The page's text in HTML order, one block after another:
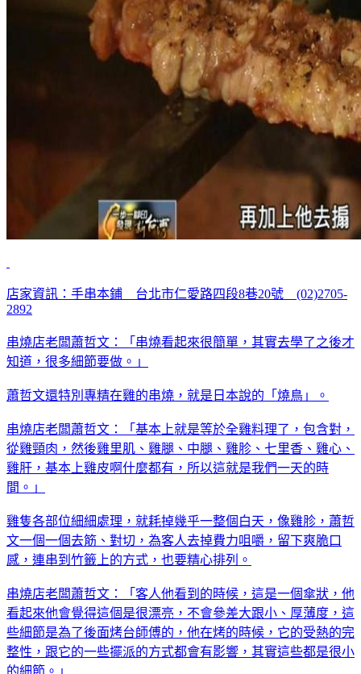
店家資訊：手串本鋪 台北市仁愛路四段8巷20號 (02)2705-
2892
串燒店老闆蕭哲文：「串燒看起來很簡單，其實去學了之後才
知道，很多細節要做。」
蕭哲文還特別專精在雞的串燒，就是日本說的「燒鳥」。
串燒店老闆蕭哲文：「基本上就是等於全雞料理了，包含對，
從雞頸肉，然後雞里肌、雞腿、中腿、雞胗、七里香、雞心、
雞肝，基本上雞皮啊什麼都有，所以這就是我們一天的時
間。」
雞隻各部位細細處理，就耗掉幾乎一整個白天，像雞胗，蕭哲
文一個一個去筋、對切，為客人去掉費力咀嚼，留下爽脆口
感，連串到竹籤上的方式，也要精心排列。
串燒店老闆蕭哲文：「客人他看到的時候，這是一個傘狀，他
看起來他會覺得這個是很漂亮，不會參差大跟小、厚薄度，這
些細節是為了後面烤台師傅的，他在烤的時候，它的受熱的完
整性，跟它的一些擺派的方式都會有影響，其實這些都是很小
的細節。」